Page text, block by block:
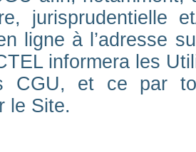
jurisprudentielle
ligne à l’adresse
informera les
CGU, et ce par
le Site.